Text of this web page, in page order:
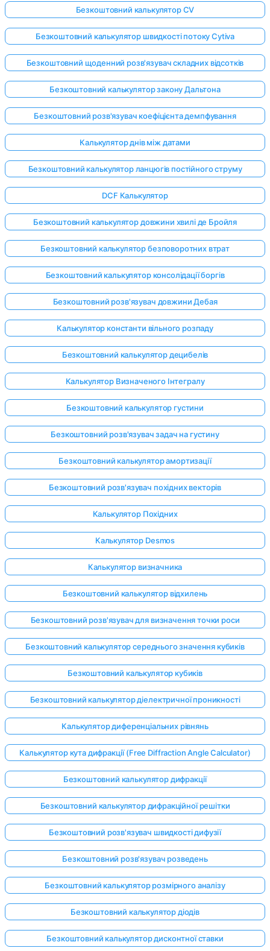
тут!
Безкоштовний калькулятор CV
Безкоштовний калькулятор швидкості потоку Cytiva
Безкоштовний щоденний розв'язувач складних відсотків
Безкоштовний калькулятор закону Дальтона
Безкоштовний розв'язувач коефіцієнта демпфування
Калькулятор днів між датами
Безкоштовний калькулятор ланцюгів постійного струму
DCF Калькулятор
Безкоштовний калькулятор довжини хвилі де Бройля
Безкоштовний калькулятор безповоротних втрат
Безкоштовний калькулятор консолідації боргів
Безкоштовний розв'язувач довжини Дебая
Калькулятор константи вільного розпаду
Безкоштовний калькулятор децибелів
Калькулятор Визначеного Інтегралу
Безкоштовний калькулятор густини
Безкоштовний розв'язувач задач на густину
Безкоштовний калькулятор амортизації
Безкоштовний розв'язувач похідних векторів
Калькулятор Похідних
Калькулятор Desmos
Калькулятор визначника
Безкоштовний калькулятор відхилень
Безкоштовний розв'язувач для визначення точки роси
Безкоштовний калькулятор середнього значення кубиків
Безкоштовний калькулятор кубиків
Безкоштовний калькулятор діелектричної проникності
Калькулятор диференціальних рівнянь
Калькулятор кута дифракції (Free Diffraction Angle Calculator)
Безкоштовний калькулятор дифракції
Безкоштовний калькулятор дифракційної решітки
Безкоштовний розв'язувач швидкості дифузії
Безкоштовний розв'язувач розведень
Безкоштовний калькулятор розмірного аналізу
Безкоштовний калькулятор діодів
Безкоштовний калькулятор дисконтної ставки